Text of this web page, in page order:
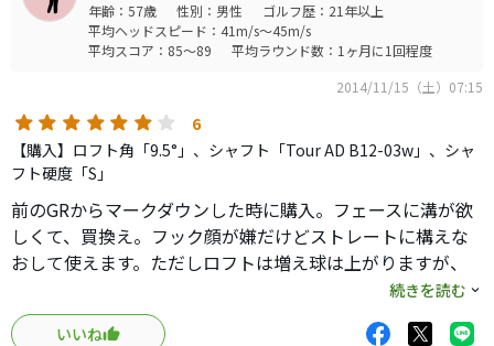
年齢：57歳 性別：男性
ゴルフ歴：21年以上
平均ヘッドスピード：41m/s～45m/s
平均スコア：85～89
平均ラウンド数：1ヶ月に1回程度
2014/11/15（土）07:15
6
【購入】ロフト角「9.5°」、シャフト「Tour AD B12-03w」、シャ
フト硬度「S」
前のGRからマークダウンした時に購入。フェースに溝が欲
しくて、買換え。フック顔が嫌だけどストレートに構えな
おして使えます。ただしロフトは増え球は上がりますが、
10.5程度になり問題ありません。直進性はGOOD。シャフ
トも純正で十分な性能です。
続きを読む
いいね